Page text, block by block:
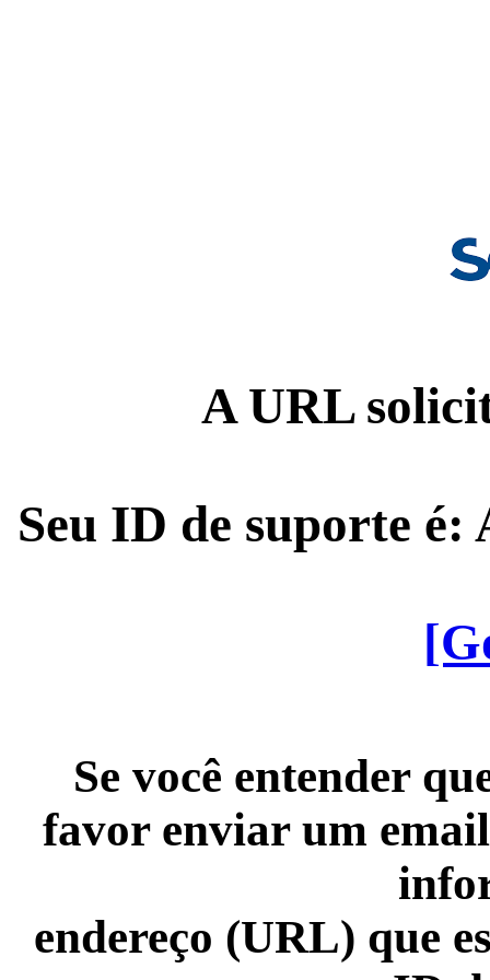
A URL
Seu ID de suporte é:
Se você entender
favor enviar um
endereço (URL) que